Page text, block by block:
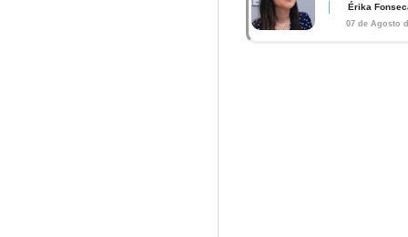
Érika
07 de Agosto